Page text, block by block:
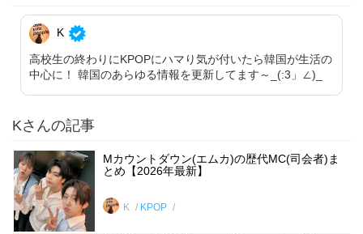
K
高校生の終わりにKPOPにハマり気が付いたら韓国が生活の
中心に！ 韓国のあらゆる情報を更新してます～_(:3」∠)_
Kさんの記事
Mカウントダウン(エムカ)の歴代MC(司会者)ま
とめ【2026年最新】
K KPOP